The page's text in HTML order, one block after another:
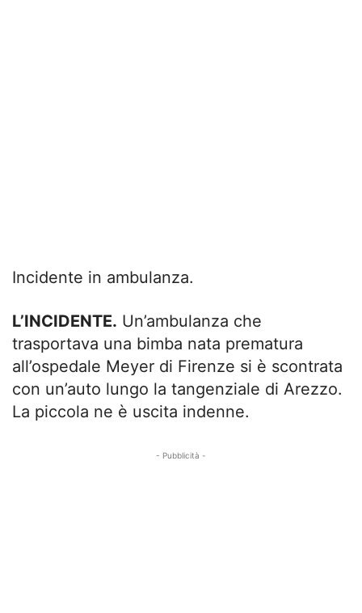
Incidente in ambulanza.
L’INCIDENTE. Un’ambulanza che
trasportava una bimba nata prematura
all’ospedale Meyer di Firenze si è scontrata
con un’auto lungo la tangenziale di Arezzo.
La piccola ne è uscita indenne.
- Pubblicità -